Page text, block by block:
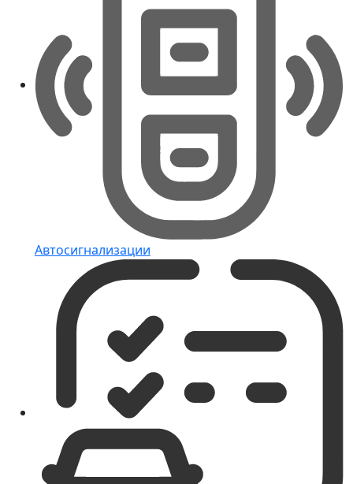
Автосигнализации